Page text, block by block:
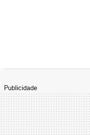
Publicidade